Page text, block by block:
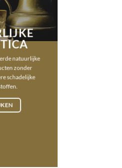
natuurlijke
zonder
schadelijke